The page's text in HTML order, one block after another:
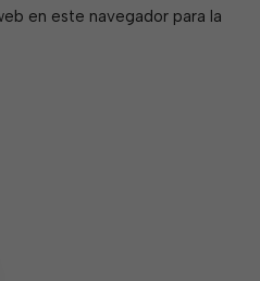
en este navegador para la